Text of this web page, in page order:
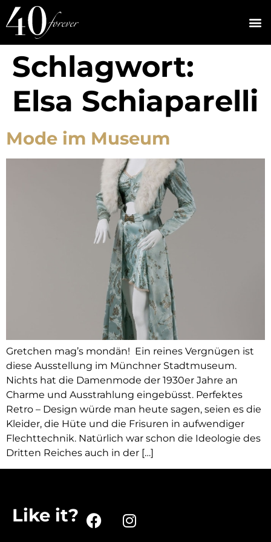
Schlagwort:
Elsa Schiaparelli
Mode im Museum
Gretchen mag’s mondän! Ein reines Vergnügen ist
diese Ausstellung im Münchner Stadtmuseum.
Nichts hat die Damenmode der 1930er Jahre an
Charme und Ausstrahlung eingebüsst. Perfektes
Retro – Design würde man heute sagen, seien es die
Kleider, die Hüte und die Frisuren in aufwendiger
Flechttechnik. Natürlich war schon die Ideologie des
Dritten Reiches auch in der […]
Like it?